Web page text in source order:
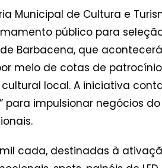
Municipal de Cultura e
público para
Barbacena, que
meio de cotas de
local. A iniciativa
para impulsionar negócios
mil cada, destinadas à